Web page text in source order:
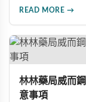
這款革命性藥品。
READ MORE →
林林藥局威而
意事項